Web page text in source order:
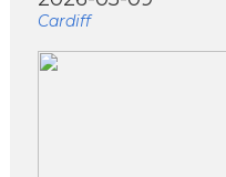
Cardiff